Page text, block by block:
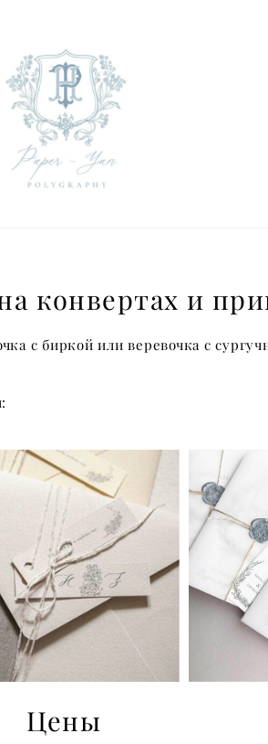
конвертах и
с биркой или веревочка с
Цены